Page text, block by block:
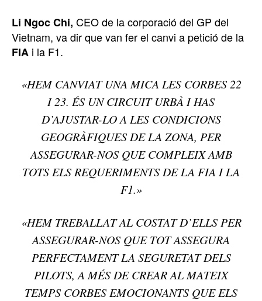
Li Ngoc Chi, CEO de la corporació del GP del
Vietnam, va dir que van fer el canvi a petició de la
FIA i la F1.
«HEM CANVIAT UNA MICA LES CORBES 22
I 23. ÉS UN CIRCUIT URBÀ I HAS
D’AJUSTAR-LO A LES CONDICIONS
GEOGRÀFIQUES DE LA ZONA, PER
ASSEGURAR-NOS QUE COMPLEIX AMB
TOTS ELS REQUERIMENTS DE LA FIA I LA
F1.»
«HEM TREBALLAT AL COSTAT D’ELLS PER
ASSEGURAR-NOS QUE TOT ASSEGURA
PERFECTAMENT LA SEGURETAT DELS
PILOTS, A MÉS DE CREAR AL MATEIX
TEMPS CORBES EMOCIONANTS QUE ELS